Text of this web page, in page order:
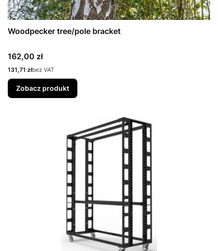
Woodpecker tree/pole bracket
Cena
162,00 zł
Cena
131,71 złbez VAT
Zobacz produkt